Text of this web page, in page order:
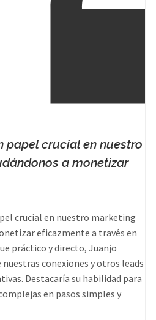
papel crucial en nuestro
a monetizar
crucial en nuestro marketing
eficazmente a través en
práctico y directo, Juanjo
conexiones y otros leads
Destacaría su habilidad para
en pasos simples y